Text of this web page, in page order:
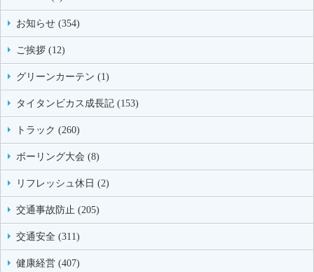
お知らせ (354)
ご挨拶 (12)
グリーンカーテン (1)
タイタンビカス成長記 (153)
トラック (260)
ボーリング大会 (8)
リフレッシュ休日 (2)
交通事故防止 (205)
交通安全 (311)
健康経営 (407)